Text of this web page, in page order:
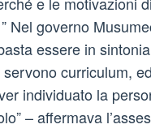
Nel governo
essere in
curriculum,
individuato la
– affermava